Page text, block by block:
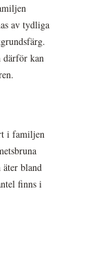
av tydliga
därför kan
i familjen
bland
finns i